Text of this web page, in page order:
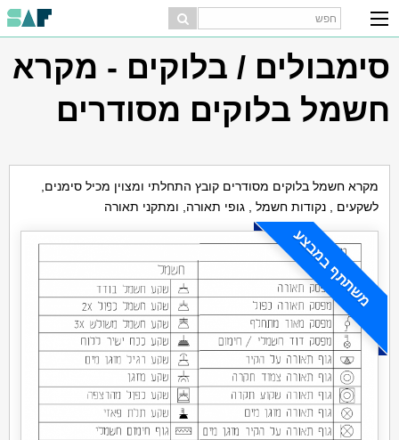
סימבולים / בלוקים - מקרא
חשמל בלוקים מסודרים
מקרא חשמל בלוקים מסודרים קובץ התחלתי ומצוין מכיל סימנים,
לשקעים , נקודות חשמל , גופי תאורה, ומתקני תאורה
משתתף במבצע